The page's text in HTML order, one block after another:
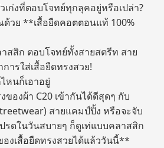
เก่งที่ตอบโจทย์ทุกลุคอยู่หรือเปล่า?
วย **เสื้อยืดคอตตอนแท้ 100%
สิก ตอบโจทย์ทั้งสายสตรีท สาย
ารใส่เสื้อยืดทรงสวย!
หนก็เอาอยู่
องผ้า C20 เข้ากันได้ดีสุดๆ กับ
สายแคมป์ปิ้ง หรือจะจับ
รดในวันสบายๆ ก็ดูเท่แบบคลาสสิก
องเสื้อยืดทรงสวยได้แล้ววันนี้**